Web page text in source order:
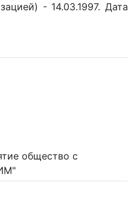
- 14.03.1997. Дата
общество с